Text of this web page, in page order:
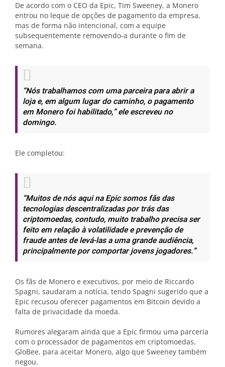
De acordo com o CEO da Epic, Tim Sweeney, a Monero
entrou no leque de opções de pagamento da empresa,
mas de forma não intencional, com a equipe
subsequentemente removendo-a durante o fim de
semana.
“Nós trabalhamos com uma parceira para abrir a
loja e, em algum lugar do caminho, o pagamento
em Monero foi habilitado,”ele escreveu no
domingo.
Ele completou:
“Muitos de nós aqui na Epic somos fãs das
tecnologias descentralizadas por trás das
criptomoedas, contudo, muito trabalho precisa ser
feito em relação à volatilidade e prevenção de
fraude antes de levá-las a uma grande audiência,
principalmente por comportar jovens jogadores.”
Os fãs de Monero e executivos, por meio de Riccardo
Spagni, saudaram a notícia, tendo Spagni sugerido que a
Epic recusou oferecer pagamentos em Bitcoin devido a
falta de privacidade da moeda.
Rumores alegaram ainda que a Epic firmou uma parceria
com o processador de pagamentos em criptomoedas,
GloBee, para aceitar Monero, algo que Sweeney também
negou.